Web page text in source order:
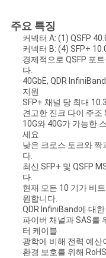
요
주요 특징
커넥터 A: (1) QSFP
커넥터 B: (4) SFP+
경제적으로 QSFP 포
다.
40GbE, QDR
지원
SFP+ 채널 당 최대
견고한 진크 다이 주조
10G와 40G가 가능한
세요.
낮은 크로스 토크와 짝
다.
최신 SFP+ 및 QSFP
다.
현재 모든 10 기가 비
원합니다.
QDR InfiniBand에 대
파이버 채널과 SAS를
터 케이블
광학에 비해 전력 예산
환경 보호를 위해